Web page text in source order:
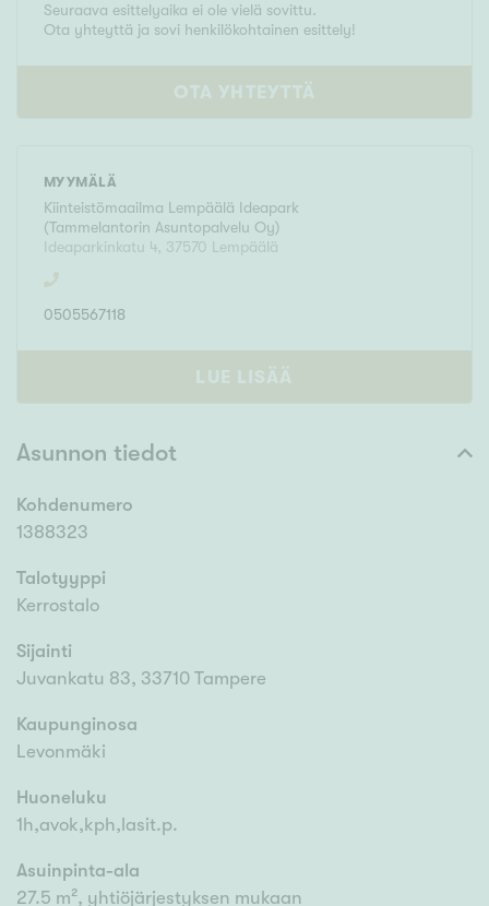
Seuraava esittelyaika ei ole vielä sovittu.
Ota yhteyttä ja sovi henkilökohtainen esittely!
OTA YHTEYTTÄ
MYYMÄLÄ
Kiinteistömaailma Lempäälä Ideapark
(Tammelantorin Asuntopalvelu Oy)
Ideaparkinkatu 4, 37570 Lempäälä
0505567118
LUE LISÄÄ
Asunnon tiedot
Kohdenumero
1388323
Talotyyppi
Kerrostalo
Sijainti
Juvankatu 83, 33710 Tampere
Kaupunginosa
Levonmäki
Huoneluku
1h,avok,kph,lasit.p.
Asuinpinta-ala
27.5 m², yhtiöjärjestyksen mukaan